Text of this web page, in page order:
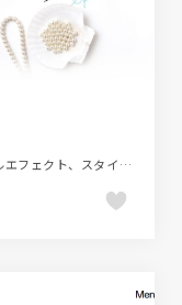
イラスト、グリーン系、シンプル、スクロールエフェクト、スタイリッシュ、タイポグラフィー、ナチュラル、ファッション・ビューティー、フラットデザイン、ブランド・サービスサイト、ブルー系、ホワイト系、ポップ、大きめ写真、手書き・ハンドメイド